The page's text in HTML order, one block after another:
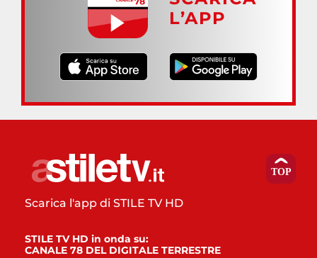
L’APP
Scarica l'app di STILE TV HD
STILE TV HD in onda su:
CANALE 78 DEL DIGITALE TERRESTRE